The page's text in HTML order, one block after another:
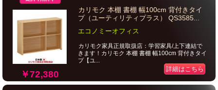
￥72,380
カリモク 本棚 書棚 幅100cm 背付きタイ
プ（ユーティリティプラス） QS3585...
エコノミーオフィス
カリモク家具正規取扱店：学習家具/上下連結で
きます！カリモク 本棚 書棚 幅100cm 背付きタイ
プ【ユ...
詳細はこちら